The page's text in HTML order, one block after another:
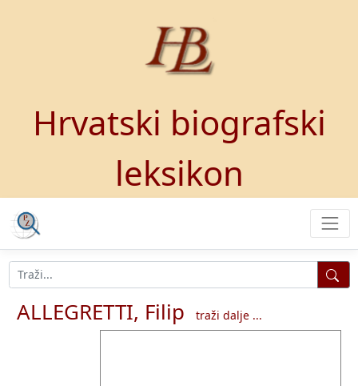
Hrvatski biografski
leksikon
ALLEGRETTI, Filip traži dalje ...